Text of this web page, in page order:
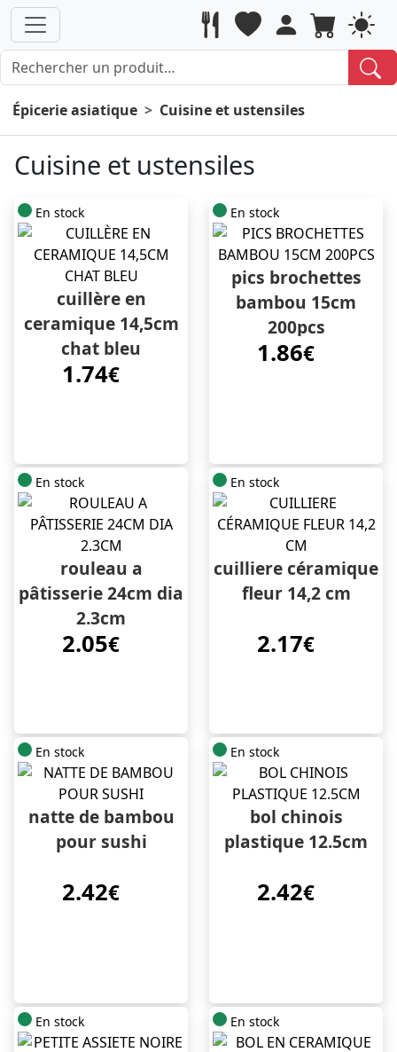
Épicerie asiatique Cuisine et ustensiles
Cuisine et ustensiles
En stock
cuillère en
ceramique 14,5cm
chat bleu
1.74€
En stock
pics brochettes
bambou 15cm
200pcs
1.86€
En stock
rouleau a
pâtisserie 24cm dia
2.3cm
2.05€
En stock
cuilliere céramique
fleur 14,2 cm
2.17€
En stock
natte de bambou
pour sushi
2.42€
En stock
bol chinois
plastique 12.5cm
2.42€
En stock En stock